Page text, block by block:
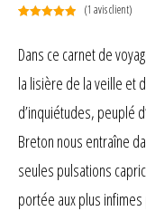
basé sur
notation
(1 avis client)
Dans ce carnet de
la lisière de la veille et
d’inquiétudes, peuplé
Breton nous entraîne
seules pulsations
portée aux plus